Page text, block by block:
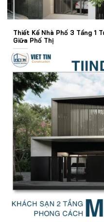
Thiết Kế Nhà Phố 3 Tầng 1
Giữa Phố Thị